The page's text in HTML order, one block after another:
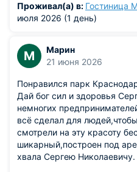
Проживал(а) в: Гостиница
июля 2026 (1 день)
М
Марин
21 июня 2026
Понравился парк
Дай бог сил и здоровья
немногих
всё сделал для
смотрели на эту красоту
шикарный,построен под
хвала Сергею Николаевичу.